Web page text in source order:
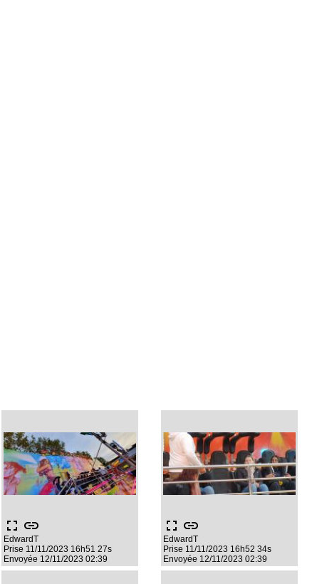
fullscreen link
EdwardT
Prise 11/11/2023 16h51 27s
Envoyée 12/11/2023 02:39
fullscreen link
EdwardT
Prise 11/11/2023 16h52 34s
Envoyée 12/11/2023 02:39